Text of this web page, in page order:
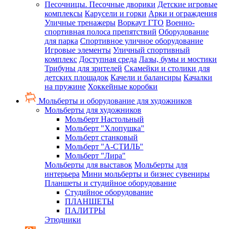
Песочницы. Песочные дворики Детские игровые
комплексы Карусели и горки Арки и ограждения
Уличные тренажеры Воркаут ГТО Военно-
спортивная полоса препятствий Оборудование
для парка Спортивное уличное оборудование
Игровые элементы Уличный спортивный
комплекс Доступная среда Лазы, бумы и мостики
Трибуны для зрителей Скамейки и столики для
детских площадок Качели и балансиры Качалки
на пружине Хоккейные коробки
Мольберты и оборудование для художников
Мольберты для художников
Мольберт Настольный
Мольберт "Хлопушка"
Мольберт станковый
Мольберт "А-СТИЛЬ"
Мольберт "Лира"
Мольберты для выставок Мольберты для
интерьера Мини мольберты и бизнес сувениры
Планшеты и студийное оборудование
Студийное оборудование
ПЛАНШЕТЫ
ПАЛИТРЫ
Этюдники